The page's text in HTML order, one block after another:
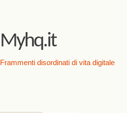
Myhq.it
Frammenti disordinati di vita digitale